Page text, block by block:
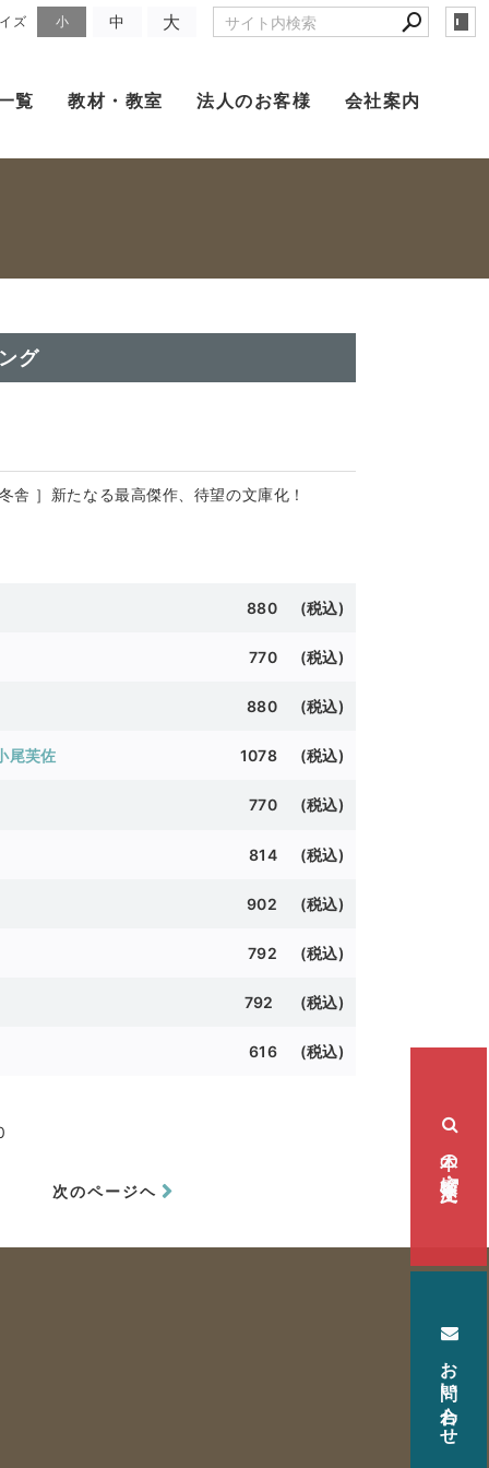
ズ 小 中 大
本の検索・注文
お問い合わせ
覧 教材・教室 法人のお客様 会社案内
グ
新たなる最高傑作、待望の文庫化！
880 (税込)
770 (税込)
880 (税込)
尾芙佐 1078 (税込)
770 (税込)
814 (税込)
902 (税込)
792 (税込)
792 (税込)
616 (税込)
次のページヘ